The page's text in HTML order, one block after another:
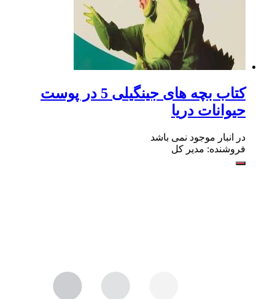
کتاب بچه های جینگیلی 5 در پوست
حیوانات دریا
در انبار موجود نمی باشد
فروشنده: مدیر کل